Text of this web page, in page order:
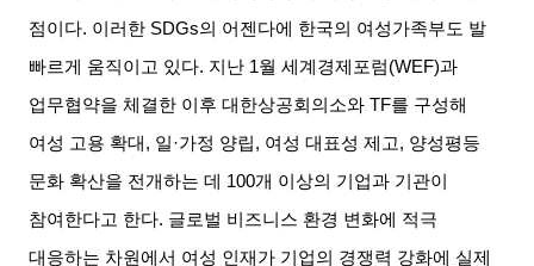
점이다. 이러한 SDGs의 어젠다에 한국의 여성가족부도 발
빠르게 움직이고 있다. 지난 1월 세계경제포럼(WEF)과
업무협약을 체결한 이후 대한상공회의소와 TF를 구성해
여성 고용 확대 , 일·가정 양립, 여성 대표성 제고, 양성평등
문화 확산을 전개하는 데
100개 이상의 기업과 기관이
참여한다고 한다. 글로벌 비즈니스 환경 변화에 적극
대응하는 차원에서 여성 인재가 기업의 경쟁력 강화에 실제